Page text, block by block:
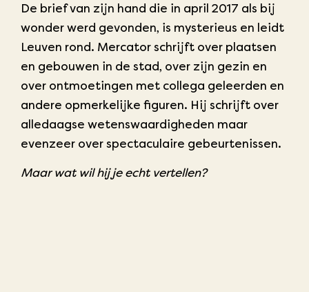
De brief van zijn hand die in april 2017 als bij
wonder werd gevonden, is mysterieus en leidt
Leuven rond. Mercator schrijft over plaatsen
en gebouwen in de stad, over zijn gezin en
over ontmoetingen met collega geleerden en
andere opmerkelijke figuren. Hij schrijft over
alledaagse wetenswaardigheden maar
evenzeer over spectaculaire gebeurtenissen.
Maar wat wil hij je echt vertellen?